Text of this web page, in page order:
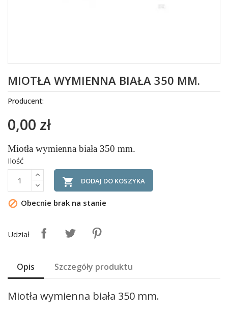
MIOTŁA WYMIENNA BIAŁA 350 MM.
Producent:
0,00 zł
Miotła wymienna biała 350 mm.
Ilość
 DODAJ DO KOSZYKA
 Obecnie brak na stanie
Udział
Opis Szczegóły produktu
Miotła wymienna biała 350 mm.